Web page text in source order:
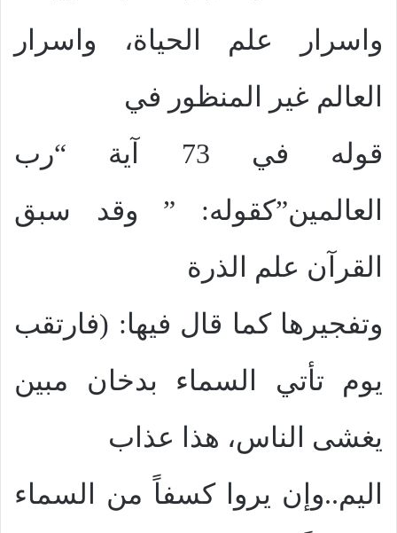
واسرار علم الحياة، واسرار
العالم غير المنظور في
قوله في 73 آية “رب
العالمين”كقوله: ” وقد سبق
القرآن علم الذرة
وتفجيرها كما قال فيها: (فارتقب
يوم تأتي السماء بدخان مبين
يغشى الناس، هذا عذاب
اليم..وإن يروا كسفاً من السماء